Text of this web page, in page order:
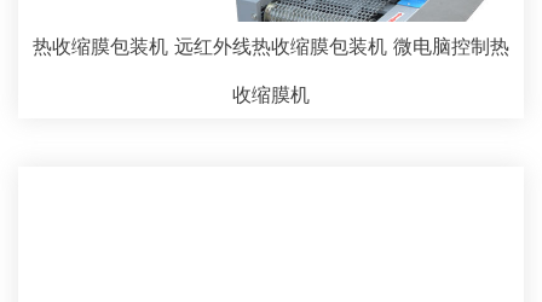
热收缩膜包装机 远红外线热收缩膜包装机 微电脑控制热
收缩膜机